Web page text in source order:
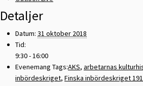
Detaljer
Datum: 31 oktober 2018
Tid:
9:30 - 16:00
Evenemang Tags:AKS, arbetarnas
inbördeskriget, Finska inbördeskriget